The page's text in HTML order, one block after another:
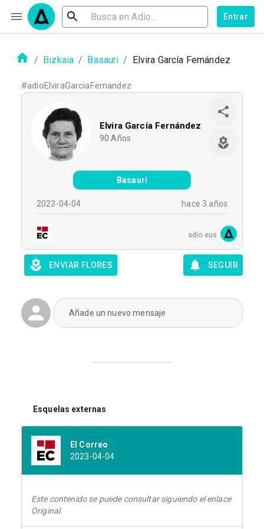
Entrar
/ Bizkaia / Basauri / Elvira García Fernández
#adioElviraGarciaFernandez
Elvira García Fernández
90 Años
Basauri
2023-04-04 hace 3 años
adio.eus
ENVIAR FLORES SEGUIR
Añade un nuevo mensaje
Esquelas externas
El Correo
2023-04-04
Este contenido se puede consultar siguiendo el enlace
Original.